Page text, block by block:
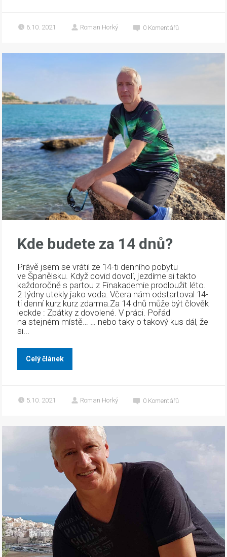
6.10. 2021 Roman Horký 0 Komentářů
Kde budete za 14 dnů?
Právě jsem se vrátil ze 14-ti denního pobytu
ve Španělsku. Když covid dovolí, jezdíme si takto
každoročně s partou z Finakademie prodloužit léto.
2 týdny utekly jako voda. Včera nám odstartoval 14-
ti denní kurz kurz zdarma.Za 14 dnů může být člověk
leckde : Zpátky z dovolené. V práci. Pořád
na stejném místě… … nebo taky o takový kus dál, že
si...
Celý článek
5.10. 2021 Roman Horký 0 Komentářů